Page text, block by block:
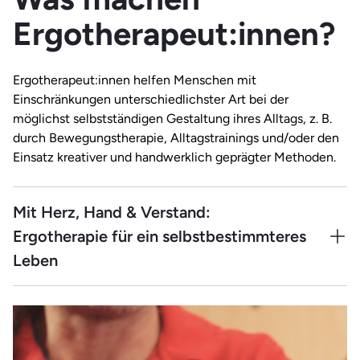
Ergotherapeut:innen?
Ergotherapeut:innen helfen Menschen mit
Einschränkungen unterschiedlichster Art bei der
möglichst selbstständigen Gestaltung ihres Alltags, z. B.
durch Bewegungstherapie, Alltagstrainings und/oder den
Einsatz kreativer und handwerklich geprägter Methoden.
Mit Herz, Hand & Verstand:
Ergotherapie für ein selbstbestimmteres
Leben
Allrounder:innen im Gesundheitswesen bezeichnet: Von
motorischen Einschränkungen über psychische
Belastungen bis hin zu sozialen Herausforderungen –